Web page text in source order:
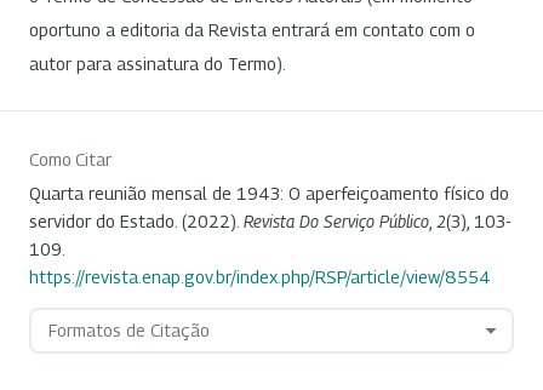
oportuno a editoria da Revista entrará em contato com o
autor para assinatura do Termo).
Como Citar
Quarta reunião mensal de 1943: O aperfeiçoamento físico do
servidor do Estado. (2022). Revista Do Serviço Público 2(3), 103-
109.
https://revista.enap.gov.br/index.php/RSP/article/view/8554
Formatos de Citação